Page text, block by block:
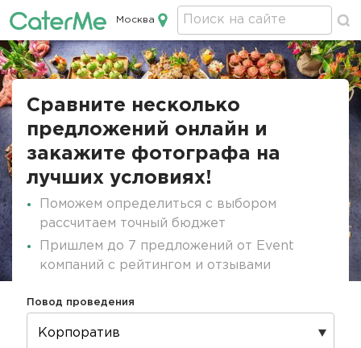
Кейтеринг в Москве
Москва
Строка
Сравните несколько
предложений онлайн и
закажите фотографа на
лучших условиях!
Поможем определиться с выбором
рассчитаем точный бюджет
Пришлем до 7 предложений от Event
компаний с рейтингом и отзывами
Повод проведения